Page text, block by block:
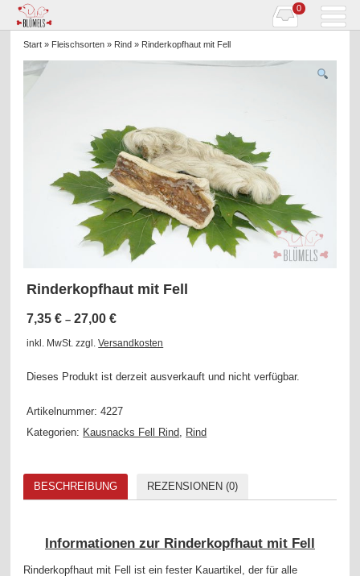
0
Start » Fleischsorten » Rind » Rinderkopfhaut mit Fell
Rinderkopfhaut mit Fell
7,35€ –27,00€
inkl. MwSt. zzgl.Versandkosten
Dieses Produkt ist derzeit ausverkauft und nicht verfügbar.
Artikelnummer:4227
Kategorien: Kausnacks Fell Rind, Rind
BESCHREIBUNG REZENSIONEN (0)
Informationen zur Rinderkopfhaut mit Fell
Rinderkopfhaut mit Fell ist ein fester Kauartikel, der für alle